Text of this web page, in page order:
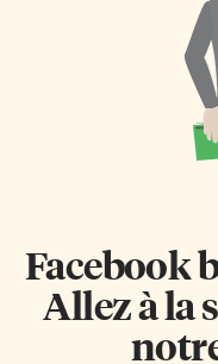
Facebook
Allez à la